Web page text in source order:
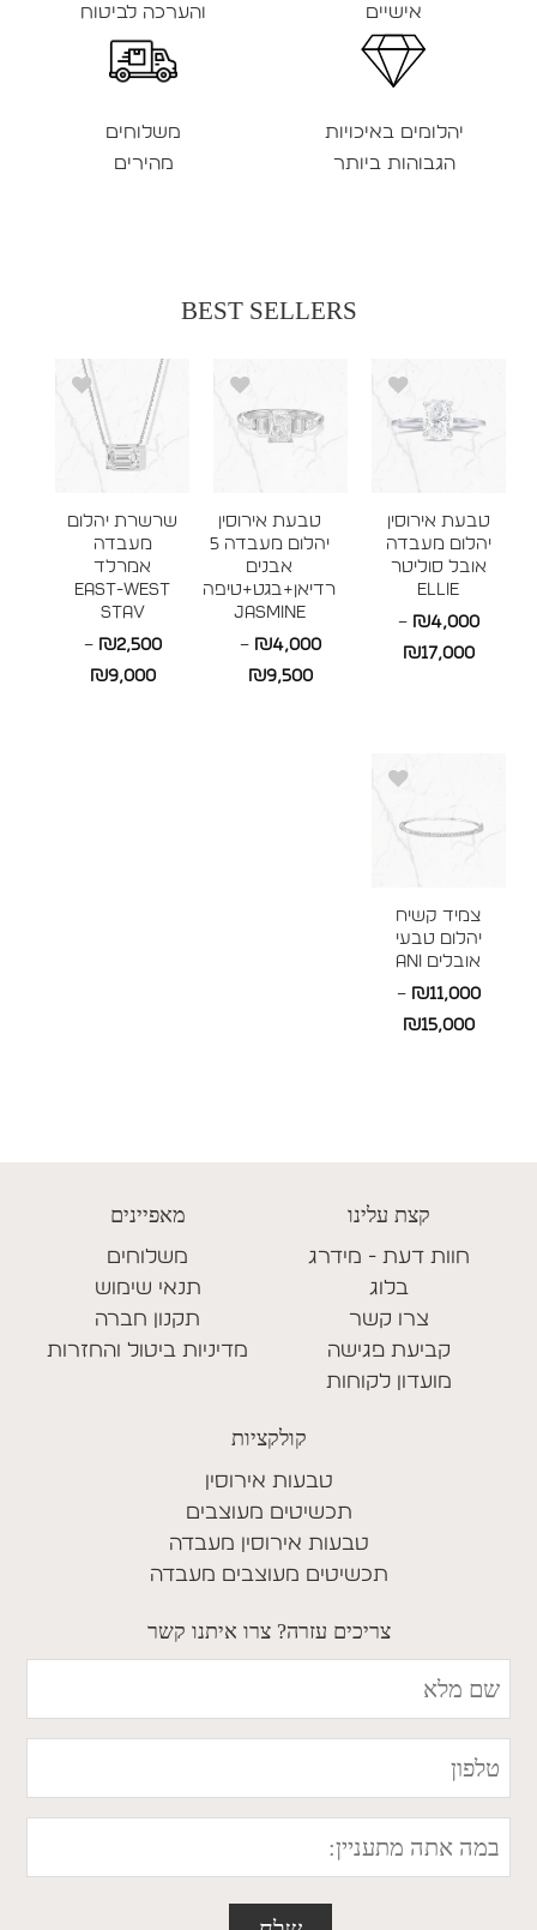
אישיים
והערכה לביטוח
יהלומים באיכויות
הגבוהות ביותר
משלוחים
מהירים
BEST SELLERS
טבעת אירוסין
יהלום מעבדה
אובל סוליטר
ELLIE
₪4,000
–
₪17,000
טבעת אירוסין
יהלום מעבדה 5
אבנים
רדיאן+בגט+טיפה
JASMINE
₪4,000
–
₪9,500
שרשרת יהלום
מעבדה
אמרלד
East-West
STAV
₪2,500
–
₪9,000
צמיד קשיח
יהלום טבעי
אובלים ANI
₪11,000
–
₪15,000
קצת עלינו
חוות דעת - מידרג
בלוג
צרו קשר
קביעת פגישה
מועדון לקוחות
מאפיינים
משלוחים
תנאי שימוש
תקנון חברה
מדיניות ביטול והחזרות
קולקציות
טבעות אירוסין
תכשיטים מעוצבים
טבעות אירוסין מעבדה
תכשיטים מעוצבים מעבדה
צריכים עזרה? צרו איתנו קשר
שם
מלא
טלפון
במה
אתה